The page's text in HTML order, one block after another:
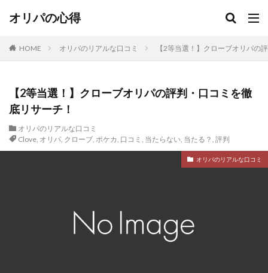
オリパの心得
HOME オリパのリアルな口コミ 【2等当選！】クローブオリパの
【2等当選！】クローブオリパの評判・口コミを徹
底リサーチ！
オリパのリアルな口コミ
Clove, オリパ, クローブ, ポケカ, 口コミ , 当たらない, 当たる？ , 評判
オリパのリアルな口コミ